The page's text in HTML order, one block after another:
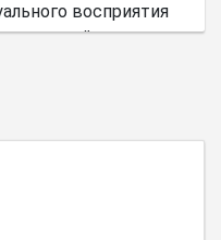
восприятия
цветовой палитры.